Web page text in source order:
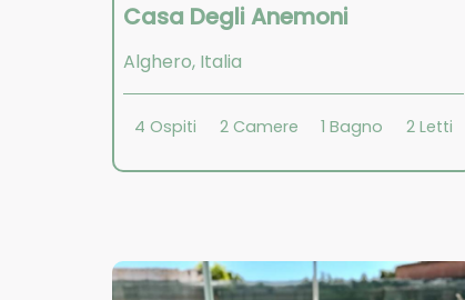
Casa Degli Anemoni
Alghero, Italia
4 Ospiti 2 Camere 1 Bagno 2 Letti